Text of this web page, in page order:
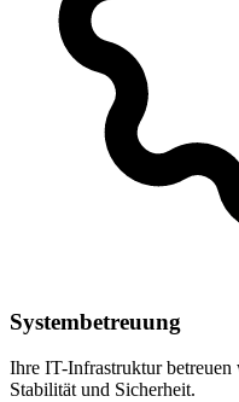
Systembetreuung
Ihre IT-Infrastruktur
Stabilität und Sicherheit.